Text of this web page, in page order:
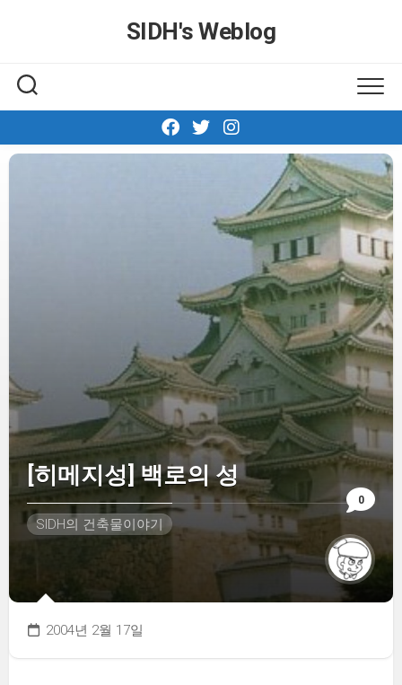
SIDH′s Weblog
0
[히메지성] 백로의 성
SIDH의 건축물이야기
2004년 2월 17일